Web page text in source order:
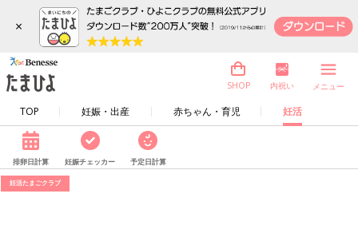
×
TOP 妊娠・出産 赤ちゃん・育児 妊活
SHOP 内祝い メニュー
排卵日計算 妊娠チェッカー 予定日計算
妊活たまごクラブ